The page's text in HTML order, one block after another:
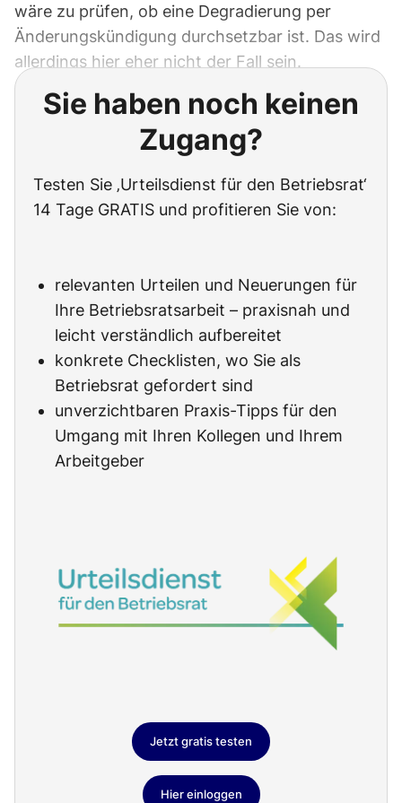
wäre zu prüfen, ob eine Degradierung per
Änderungskündigung durchsetzbar ist. Das wird
allerdings hier eher nicht der Fall sein.
Sie haben noch keinen
Zugang?
Testen Sie ‚Urteilsdienst für den Betriebsrat‘
14 Tage GRATIS und profitieren Sie von:
relevanten Urteilen und Neuerungen für
Ihre Betriebsratsarbeit – praxisnah und
leicht verständlich aufbereitet
konkrete Checklisten, wo Sie als
Betriebsrat gefordert sind
unverzichtbaren Praxis-Tipps für den
Umgang mit Ihren Kollegen und Ihrem
Arbeitgeber
Jetzt gratis testen
Hier einloggen